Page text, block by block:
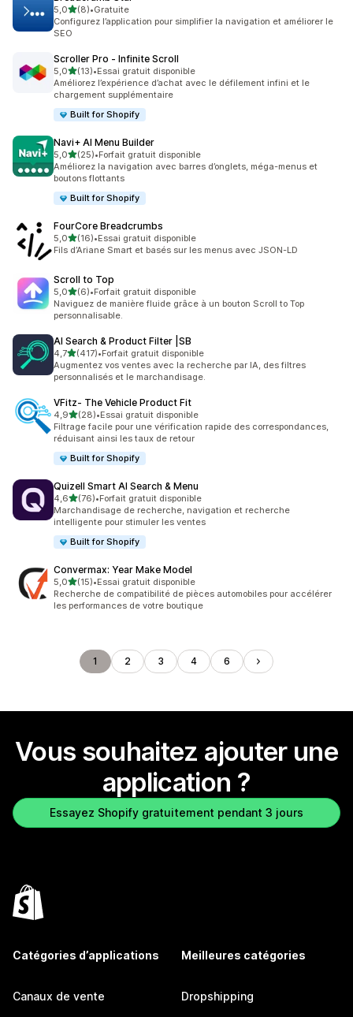
5,0étoile(s) sur 5
(8)
8 avis au total
•Gratuite
Configurez l’application pour simplifier la navigation et améliorer le
SEO
Scroller Pro ‑ Infinite Scroll
5,0étoile(s) sur 5
(13)
13 avis au total
•Essai gratuit disponible
Améliorez l’expérience d’achat avec le défilement infini et le
chargement supplémentaire
Built for Shopify
Navi+ AI Menu Builder
5,0étoile(s) sur 5
(25)
25 avis au total
•Forfait gratuit disponible
Améliorez la navigation avec barres d’onglets, méga-menus et
boutons flottants
Built for Shopify
FourCore Breadcrumbs
5,0étoile(s) sur 5
(16)
16 avis au total
•Essai gratuit disponible
Fils d’Ariane Smart et basés sur les menus avec JSON-LD
Scroll to Top
5,0étoile(s) sur 5
(6)
6 avis au total
•Forfait gratuit disponible
Naviguez de manière fluide grâce à un bouton Scroll to Top
personnalisable.
AI Search & Product Filter |SB
4,7étoile(s) sur 5
(417)
417 avis au total
•Forfait gratuit disponible
Augmentez vos ventes avec la recherche par IA, des filtres
personnalisés et le marchandisage.
VFitz‑ The Vehicle Product Fit
4,9étoile(s) sur 5
(28)
28 avis au total
•Essai gratuit disponible
Filtrage facile pour une vérification rapide des correspondances,
réduisant ainsi les taux de retour
Built for Shopify
Quizell Smart AI Search & Menu
4,6étoile(s) sur 5
(76)
76 avis au total
•Forfait gratuit disponible
Marchandisage de recherche, navigation et recherche
intelligente pour stimuler les ventes
Built for Shopify
Convermax: Year Make Model
5,0étoile(s) sur 5
(15)
15 avis au total
•Essai gratuit disponible
Recherche de compatibilité de pièces automobiles pour accélérer
les performances de votre boutique
1 2 3 4 6
Vous souhaitez ajouter une
application ?
Essayez Shopify gratuitement pendant 3 jours
Catégories d’applications
Canaux de vente
Meilleures catégories
Dropshipping